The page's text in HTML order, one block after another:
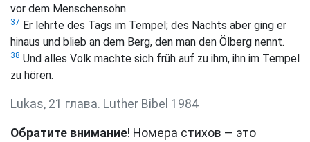
vor dem Menschensohn.
37 Er lehrte des Tags im Tempel; des Nachts aber ging er
hinaus und blieb an dem Berg, den man den Ölberg nennt.
38 Und alles Volk machte sich früh auf zu ihm, ihn im Tempel
zu hören.
Lukas, 21 глава. Luther Bibel 1984
Обратите внимание! Номера стихов — это